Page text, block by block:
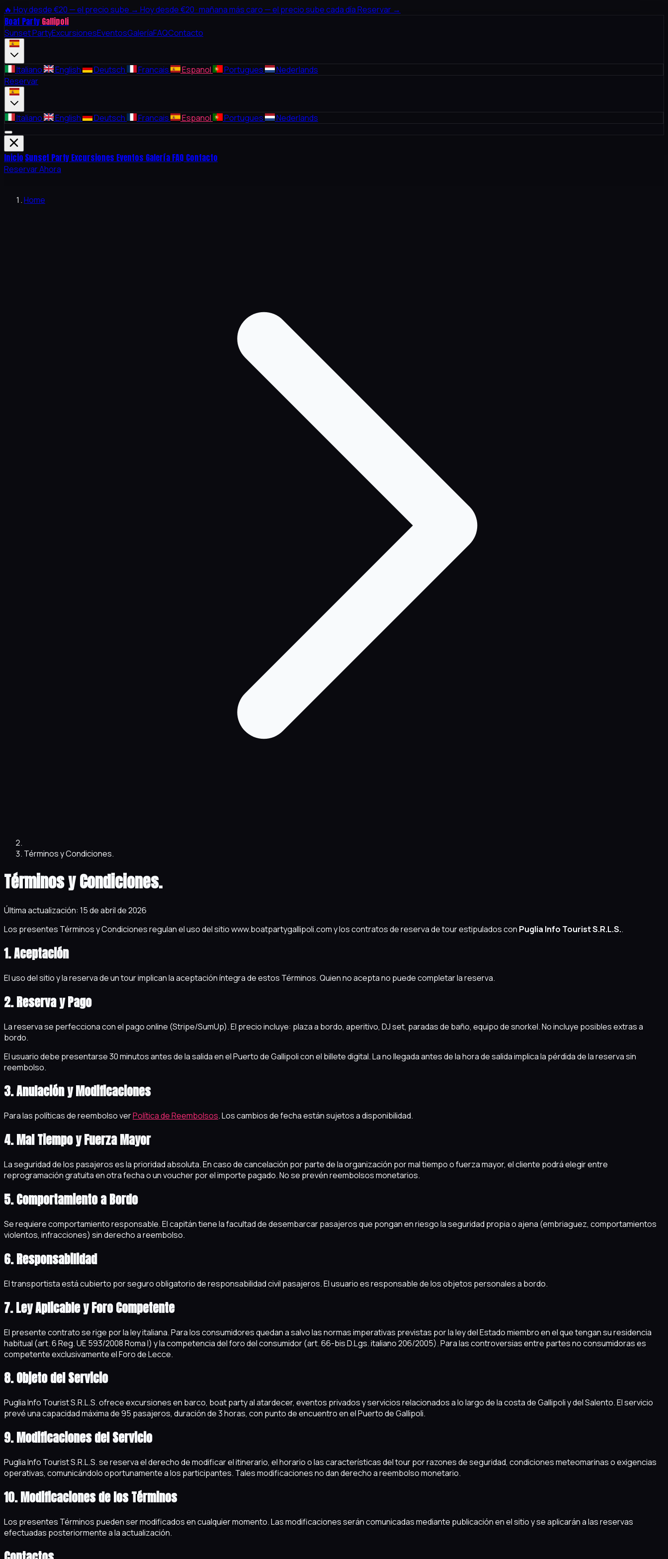
🔥 Hoy desde €20 — el precio sube → Hoy desde €20 · mañana más caro — el precio sube cada díaReservar →
Boat Party Gallipoli
Sunset PartyExcursionesEventosGaleríaFAQContacto
Italiano English Deutsch Francais Espanol Portugues
Nederlands
Reservar
Italiano English Deutsch Francais Espanol Portugues Nederlands
Inicio Sunset Party Excursiones Eventos Galería FAQ Contacto
Reservar Ahora
Home
Términos y Condiciones.
Términos y Condiciones.
Última actualización: 15 de abril de 2026
Los presentes Términos y Condiciones regulan el uso del sitio www.boatpartygallipoli.com y los contratos de reserva de tour estipulados con Puglia Info Tourist S.R.L.S..
1. Aceptación
El uso del sitio y la reserva de un tour implican la aceptación íntegra de estos Términos. Quien no acepta no puede completar la reserva.
2. Reserva y Pago
La reserva se perfecciona con el pago online (Stripe/SumUp). El precio incluye: plaza a bordo, aperitivo, DJ set, paradas de baño, equipo de snorkel. No incluye posibles extras a
bordo.
El usuario debe presentarse 30 minutos antes de la salida en el Puerto de Gallipoli con el billete digital. La no llegada antes de la hora de salida implica la pérdida de la reserva sin
reembolso.
3. Anulación y Modificaciones
Para las políticas de reembolso verPolítica de Reembolsos. Los cambios de fecha están sujetos a disponibilidad.
4. Mal Tiempo y Fuerza Mayor
La seguridad de los pasajeros es la prioridad absoluta. En caso de cancelación por parte de la organización por mal tiempo o fuerza mayor, el cliente podrá elegir entre
reprogramación gratuita en otra fecha o un voucher por el importe pagado. No se prevén reembolsos monetarios.
5. Comportamiento a Bordo
Se requiere comportamiento responsable. El capitán tiene la facultad de desembarcar pasajeros que pongan en riesgo la seguridad propia o ajena (embriaguez, comportamientos
violentos, infracciones) sin derecho a reembolso.
6. Responsabilidad
El transportista está cubierto por seguro obligatorio de responsabilidad civil pasajeros. El usuario es responsable de los objetos personales a bordo.
7. Ley Aplicable y Foro Competente
El presente contrato se rige por la ley italiana. Para los consumidores quedan a salvo las normas imperativas previstas por la ley del Estado miembro en el que tengan su residencia
habitual (art. 6 Reg. UE 593/2008 Roma I) y la competencia del foro del consumidor (art. 66-bis D.Lgs. italiano 206/2005). Para las controversias entre partes no consumidoras es
competente exclusivamente el Foro de Lecce.
8. Objeto del Servicio
Puglia Info Tourist S.R.L.S. ofrece excursiones en barco, boat party al atardecer, eventos privados y servicios relacionados a lo largo de la costa de Gallipoli y del Salento. El servicio
prevé una capacidad máxima de 95 pasajeros, duración de 3 horas, con punto de encuentro en el Puerto de Gallipoli.
9. Modificaciones del Servicio
Puglia Info Tourist S.R.L.S. se reserva el derecho de modificar el itinerario, el horario o las características del tour por razones de seguridad, condiciones meteomarinas o exigencias
operativas, comunicándolo oportunamente a los participantes. Tales modificaciones no dan derecho a reembolso monetario.
10. Modificaciones de los Términos
Los presentes Términos pueden ser modificados en cualquier momento. Las modificaciones serán comunicadas mediante publicación en el sitio y se aplicarán a las reservas
efectuadas posteriormente a la actualización.